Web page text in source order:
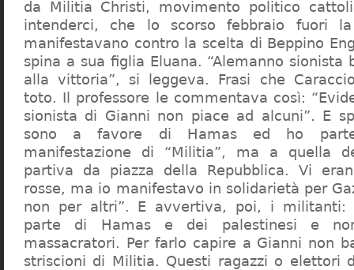
da Militia Christi, movimento politico
intenderci, che lo scorso febbraio fuori
manifestavano contro la scelta di Beppino
spina a sua figlia Eluana. “Alemanno sionista
alla vittoria”, si leggeva. Frasi che
toto. Il professore le commentava così:
sionista di Gianni non piace ad alcuni”. E
sono a favore di Hamas ed ho
manifestazione di “Militia”, ma a quella
partiva da piazza della Repubblica. Vi
rosse, ma io manifestavo in solidarietà per
non per altri”. E avvertiva, poi, i militanti:
parte di Hamas e dei palestinesi e
massacratori. Per farlo capire a Gianni non
striscioni di Militia. Questi ragazzi o elettori